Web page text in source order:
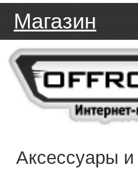
Магазин
Аксессуары